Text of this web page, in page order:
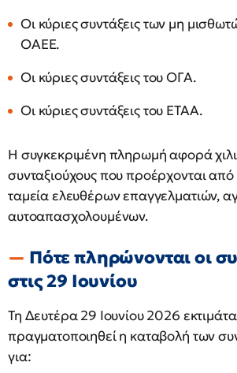
Οι κύριες συντάξεις των μη
ΟΑΕΕ.
Οι κύριες συντάξεις του ΟΓΑ.
Οι κύριες συντάξεις του ΕΤΑΑ.
Η συγκεκριμένη πληρωμή αφορά
συνταξιούχους που προέρχονται
ταμεία ελευθέρων επαγγελματιών,
αυτοαπασχολουμένων.
Πότε πληρώνονται οι
στις 29 Ιουνίου
Τη Δευτέρα 29 Ιουνίου 2026
πραγματοποιηθεί η καταβολή των
για: